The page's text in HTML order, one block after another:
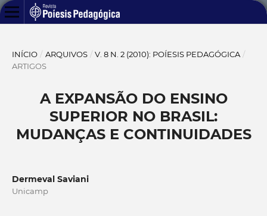
INÍCIO / ARQUIVOS / V. 8 N. 2 (2010): POÍESIS PEDAGÓGICA /
ARTIGOS
A EXPANSÃO DO ENSINO
SUPERIOR NO BRASIL:
MUDANÇAS E CONTINUIDADES
Dermeval Saviani
Unicamp